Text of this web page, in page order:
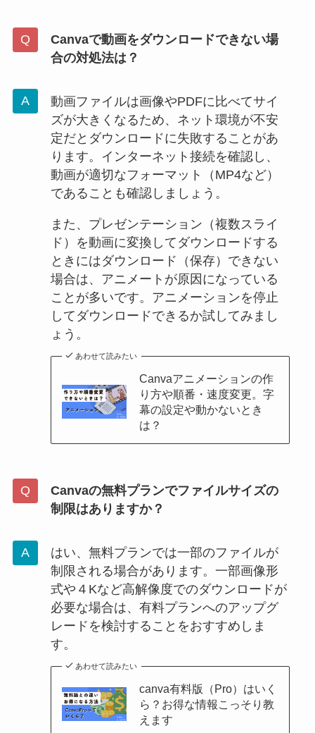
Canvaで動画をダウンロードできない場
合の対処法は？
動画ファイルは画像やPDFに比べてサイ
ズが大きくなるため、ネット環境が不安
定だとダウンロードに失敗することがあ
ります。インターネット接続を確認し、
動画が適切なフォーマット（MP4など）
であることも確認しましょう。
また、プレゼンテーション（複数スライ
ド）を動画に変換してダウンロードする
ときにはダウンロード（保存）できない
場合は、アニメートが原因になっている
ことが多いです。アニメーションを停止
してダウンロードできるか試してみまし
ょう。
あわせて読みたい
Canvaアニメーションの作
り方や順番・速度変更。字
幕の設定や動かないとき
は？
Canvaの無料プランでファイルサイズの
制限はありますか？
はい、無料プランでは一部のファイルが
制限される場合があります。一部画像形
式や４Kなど高解像度でのダウンロードが
必要な場合は、有料プランへのアップグ
レードを検討することをおすすめしま
す。
あわせて読みたい
canva有料版（Pro）はいく
ら？お得な情報こっそり教
えます